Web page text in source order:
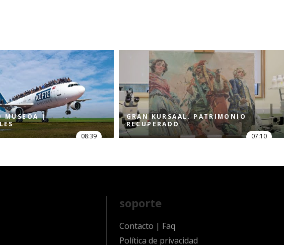
MUSEOA |
08:39
GRAN KURSAAL. PATRIMONIO
RECUPERADO
07:10
soporte
Contacto | Faq
Política de privacidad